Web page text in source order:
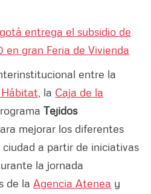
entrega el subsidio de
en gran Feria de Vivienda
entre la
, la Caja de la
Tejidos
mejorar los diferentes
ciudad a partir de iniciativas
la jornada
de la Agencia Atenea y